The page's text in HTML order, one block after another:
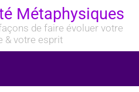
Métaphysiques
de faire évoluer votre
& votre esprit